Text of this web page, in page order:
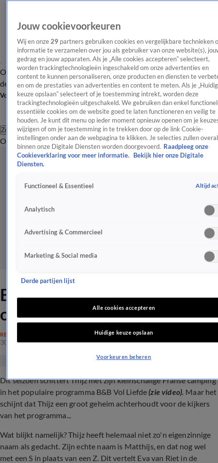
OverzichtAfleveringen Entertainment TV Algemeen
Tip
de redactieNieuwsbrief
Volg Shownieuws
Zoeken
OverzichtEntertainmentSpraakmakendRealityCrimeVideo's
B&B Vol Liefde-Thijz 'liegt'
over zijn identiteit
REALITY
30 juli 2024, 12:00
Dit seizoen schittert Thijz met zijn kleinschalige Franse camping
in het populaire programma B&B Vol Liefde(zie video). Maar het
schijnt dat Thijz een groot geheim achterhoudt voor de kijkers
van het programma...
Wat blijkt namelijk? Thijz heeft helemaal niet zo'n eigenzinnige
naam als gedacht. Zijn echte naam is Matthijs, en dat nog wel
met een S in plaats van een Z. Dit vertelt Eva van Riet in de
Jouw cookievoorkeuren
Wij en onze 29 partners gebruiken cookies en vergelijkbare technieken
informatie te verzamelen over jou als gebruiker van onze website(s),
gedrag en jouw apparaten. Als je „Alle cookies accepteren” selecteert,
worden trackingtechnologieën ingeschakeld om onze advertenties en
content te kunnen personaliseren, onze producten en diensten te
en om de prestaties van advertenties en content te meten. Als je
keuze opslaan” selecteert of je toestemming intrekt, worden deze
trackingtechnologieën uitgeschakeld. We gebruiken dan enkel
essentiële cookies om de website goed te laten functioneren en veilig te
houden. Je kunt dit menu op ieder moment opnieuw openen om je
wijzigen of om je toestemming in te trekken door op de link Cookie-
instellingen onder aan de webpagina te klikken. Je selecties zullen overal
binnen onze Digitale Diensten worden doorgevoerd. Raadpleeg onze
Cookieverklaring voor meer informatie.
Bekijk hier onze Digitale
Diensten.
Functioneel & Essentieel Altijd
Analytisch
Advertising & Commercieel
Marketing & Social media
Derde partijen lijst
Alle cookies accepteren
Huidige keuze opslaan
Voorkeuren beheren